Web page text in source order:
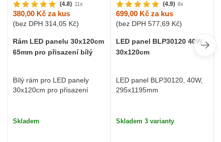
(4.8) 11x
380,00 Kč za kus
(bez DPH 314,05 Kč)
Rám LED panelu 30x120cm
65mm pro přisazení bílý
Bílý rám pro LED panely
30x120cm pro přisazení
Skladem
(4.9) 8x
699,00 Kč za kus
(bez DPH 577,69 Kč)
LED panel BLP30120 40W
30x120cm
LED panel BLP30120, 40W,
295x1195mm
Skladem 3 varianty